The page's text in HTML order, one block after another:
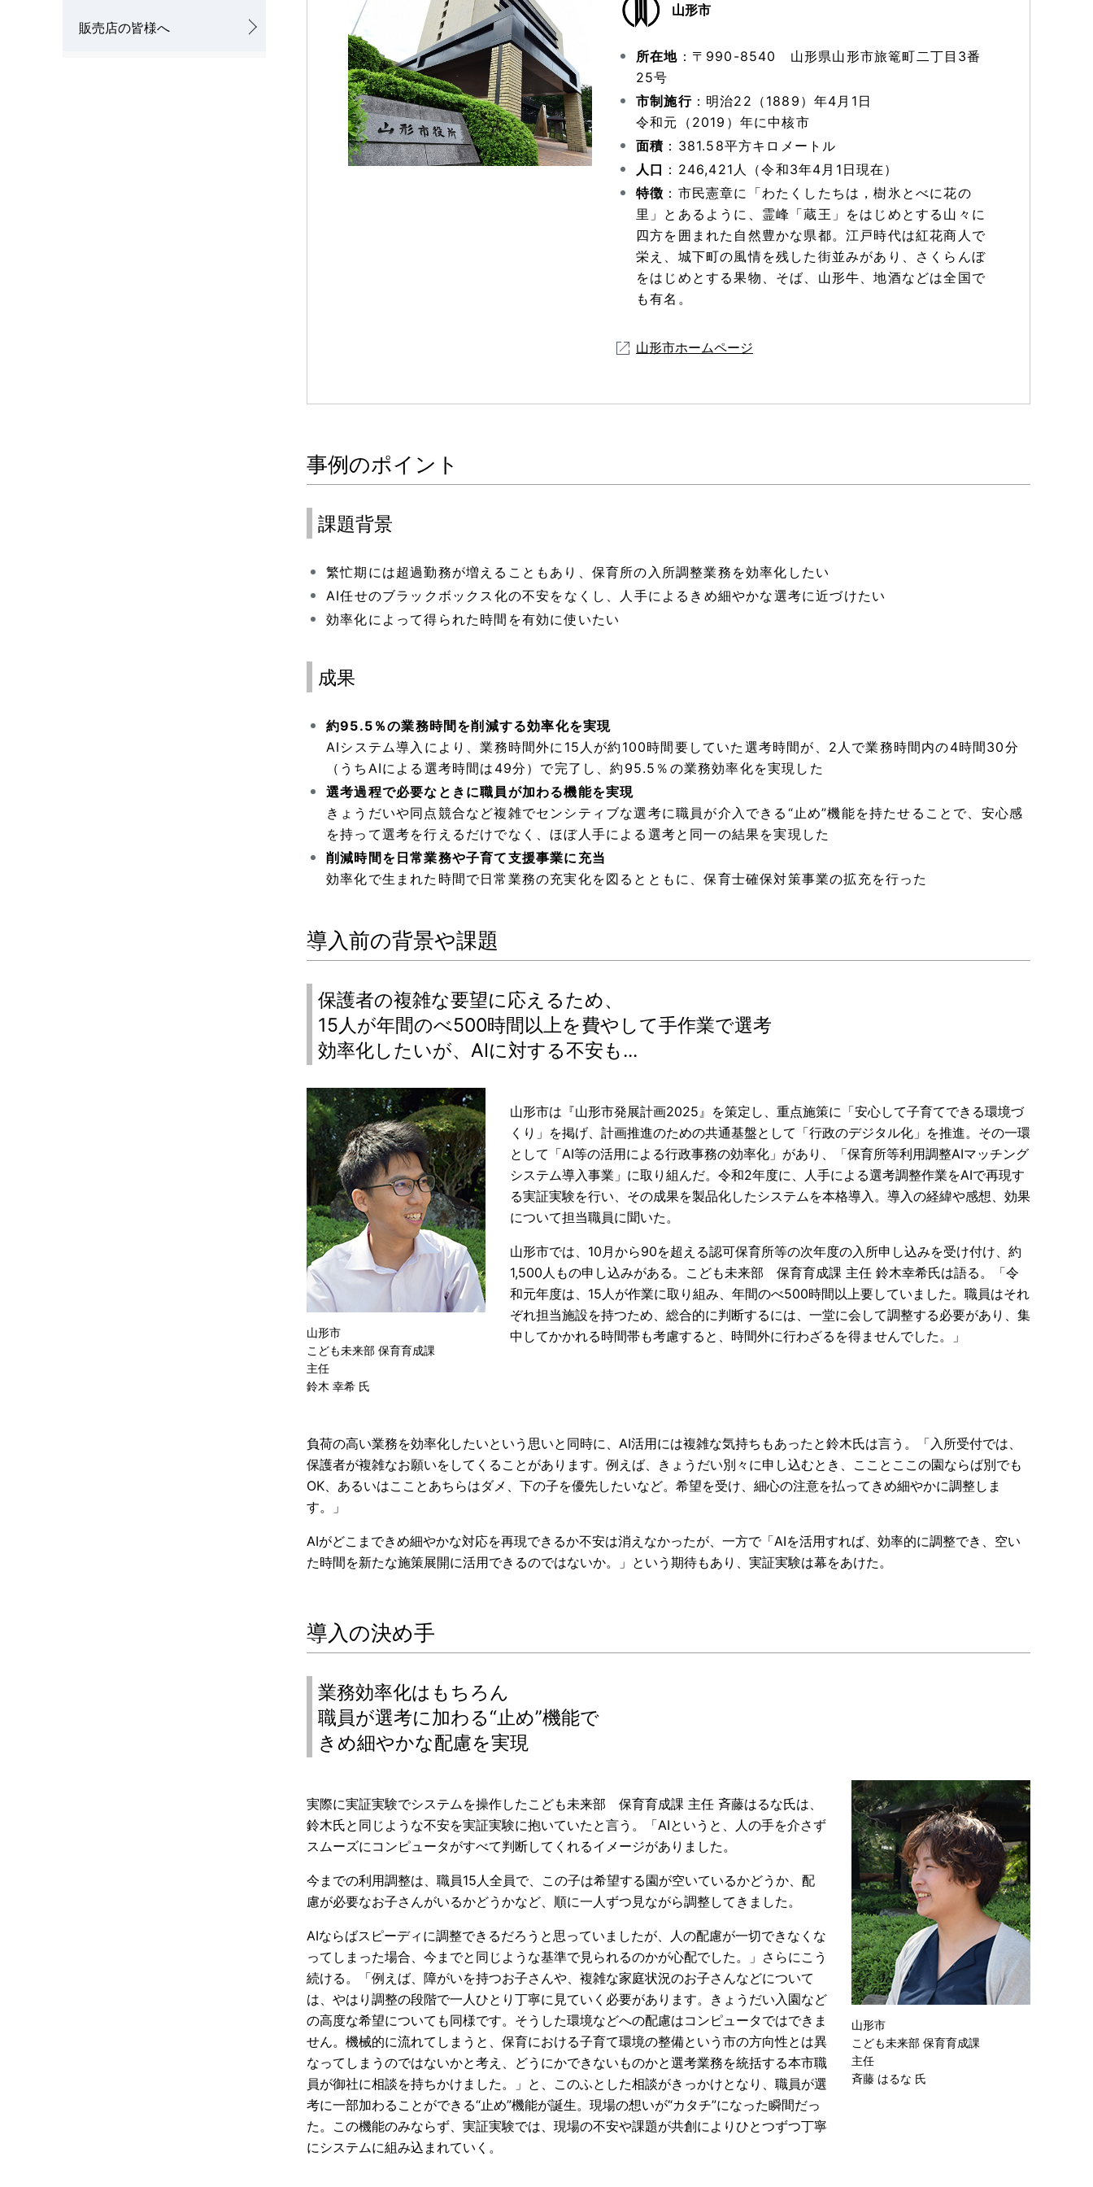
販売店の皆様へ
山形市
所在地 ：〒990-8540 山形県山形市旅篭町二丁目3番
25号
市制施行：明治22（1889）年4月1日
令和元（2019）年に中核市
面積 ：381.58平方キロメートル
人口 ：246,421人（令和3年4月1日現在）
特徴 ：市民憲章に「わたくしたちは，樹氷とべに花の
里」とあるように、霊峰「蔵王」をはじめとする山々に
四方を囲まれた自然豊かな県都。江戸時代は紅花商人で
栄え、城下町の風情を残した街並みがあり、さくらんぼ
をはじめとする果物、そば、山形牛、地酒などは全国で
も有名。
山形市ホームページ
事例のポイント
課題背景
繁忙期には超過勤務が増えることもあり、保育所の入所調整業務を効率化したい
AI任せのブラックボックス化の不安をなくし、人手によるきめ細やかな選考に近づけたい
効率化によって得られた時間を有効に使いたい
成果
約95.5％の業務時間を削減する効率化を実現
AIシステム導入により、業務時間外に15人が約100時間要していた選考時間が、2人で業務時間内の4時間30分
（うちAIによる選考時間は49分）で完了し、約95.5％の業務効率化を実現した
選考過程で必要なときに職員が加わる機能を実現
きょうだいや同点競合など複雑でセンシティブな選考に職員が介入できる“止め”機能を持たせることで、安心感
を持って選考を行えるだけでなく、ほぼ人手による選考と同一の結果を実現した
削減時間を日常業務や子育て支援事業に充当
効率化で生まれた時間で日常業務の充実化を図るとともに、保育士確保対策事業の拡充を行った
導入前の背景や課題
保護者の複雑な要望に応えるため、
15人が年間のべ500時間以上を費やして手作業で選考
効率化したいが、AIに対する不安も...
山形市は『山形市発展計画2025』を策定し、重点施策に「安心して子育てできる環境づ
くり」を掲げ、計画推進のための共通基盤として「行政のデジタル化」を推進。その一環
として「AI等の活用による行政事務の効率化」があり、「保育所等利用調整AIマッチング
システム導入事業」に取り組んだ。令和2年度に、人手による選考調整作業をAIで再現す
る実証実験を行い、その成果を製品化したシステムを本格導入。導入の経緯や感想、効果
について担当職員に聞いた。
山形市では、10月から90を超える認可保育所等の次年度の入所申し込みを受け付け、約
1,500人もの申し込みがある。こども未来部 保育育成課 主任 鈴木幸希氏は語る。「令
和元年度は、15人が作業に取り組み、年間のべ500時間以上要していました。職員はそれ
ぞれ担当施設を持つため、総合的に判断するには、一堂に会して調整する必要があり、集
中してかかれる時間帯も考慮すると、時間外に行わざるを得ませんでした。」
山形市
こども未来部 保育育成課
主任
鈴木 幸希 氏
負荷の高い業務を効率化したいという思いと同時に、AI活用には複雑な気持ちもあったと鈴木氏は言う。「入所受付では、
保護者が複雑なお願いをしてくることがあります。例えば、きょうだい別々に申し込むとき、こことここの園ならば別でも
OK、あるいはこことあちらはダメ、下の子を優先したいなど。希望を受け、細心の注意を払ってきめ細やかに調整しま
す。」
AIがどこまできめ細やかな対応を再現できるか不安は消えなかったが、一方で「AIを活用すれば、効率的に調整でき、空い
た時間を新たな施策展開に活用できるのではないか。」という期待もあり、実証実験は幕をあけた。
導入の決め手
業務効率化はもちろん
職員が選考に加わる“止め”機能で
きめ細やかな配慮を実現
実際に実証実験でシステムを操作したこども未来部 保育育成課 主任 斉藤はるな氏は、
鈴木氏と同じような不安を実証実験に抱いていたと言う。「AIというと、人の手を介さず
スムーズにコンピュータがすべて判断してくれるイメージがありました。
今までの利用調整は、職員15人全員で、この子は希望する園が空いているかどうか、配
慮が必要なお子さんがいるかどうかなど、順に一人ずつ見ながら調整してきました。
AIならばスピーディに調整できるだろうと思っていましたが、人の配慮が一切できなくな
ってしまった場合、今までと同じような基準で見られるのかが心配でした。」さらにこう
続ける。「例えば、障がいを持つお子さんや、複雑な家庭状況のお子さんなどについて
は、やはり調整の段階で一人ひとり丁寧に見ていく必要があります。きょうだい入園など
の高度な希望についても同様です。そうした環境などへの配慮はコンピュータではできま
せん。機械的に流れてしまうと、保育における子育て環境の整備という市の方向性とは異
なってしまうのではないかと考え、どうにかできないものかと選考業務を統括する本市職
員が御社に相談を持ちかけました。」と、このふとした相談がきっかけとなり、職員が選
考に一部加わることができる“止め”機能が誕生。現場の想いが“カタチ”になった瞬間だっ
た。この機能のみならず、実証実験では、現場の不安や課題が共創によりひとつずつ丁寧
にシステムに組み込まれていく。
山形市
こども未来部 保育育成課
主任
斉藤 はるな 氏